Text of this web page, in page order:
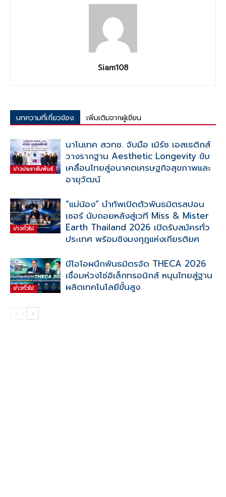
Siam108
บทความที่เกี่ยวข้อง เพิ่มเติมจากผู้เขียน
ข่าวประชาสัมพันธ์
นาโนเทค สวทช. จับมือ เมิร์ซ เอสเธติกส์
วางรากฐาน Aesthetic Longevity ขับ
เคลื่อนไทยสู่อนาคตเศรษฐกิจสุขภาพและ
อายุวัฒน์
ข่าวทั่วไป
“แม่น้อง” นำทัพเปิดตัวพันธมิตรสปอน
เซอร์ นับถอยหลังสู่เวที Miss & Mister
Earth Thailand 2026 เปิดรับสมัครทั่ว
ประเทศ พร้อมชิงมงกุฎแห่งเกียรติยศ
ข่าวทั่วไป
บีโอไอผนึกพันธมิตรจัด THECA 2026
เชื่อมห่วงโซ่อิเล็กทรอนิกส์ หนุนไทยสู่ฐาน
ผลิตเทคโนโลยีขั้นสูง